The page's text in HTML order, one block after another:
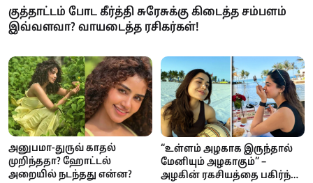
குத்தாட்டம் போட கீர்த்தி சுரேசுக்கு கிடைத்த சம்பளம்
இவ்வளவா? வாயடைத்த ரசிகர்கள்!
அனுபமா-துருவ் காதல்
முறிந்ததா? ஹோட்டல்
அறையில் நடந்தது என்ன?
“உள்ளம் அழகாக இருந்தால்
மேனியும் அழகாகும்” –
அழகின் ரகசியத்தை பகிர்ந்த